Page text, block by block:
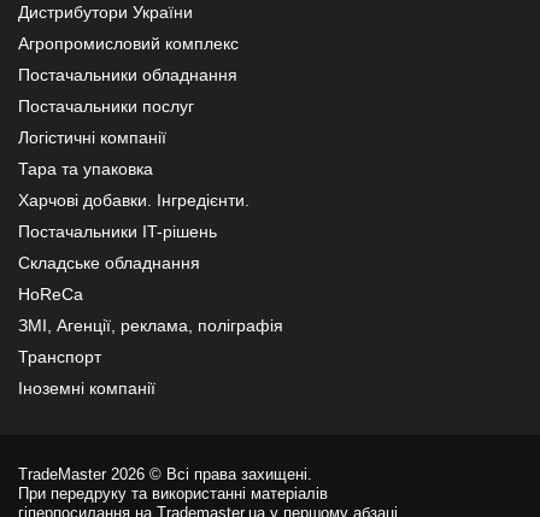
Дистрибутори України
Агропромисловий комплекс
Постачальники обладнання
Постачальники послуг
Логістичні компанії
Тара та упаковка
Харчові добавки. Інгредієнти.
Постачальники IT-рішень
Складське обладнання
HoReCa
ЗМІ, Агенції, реклама, поліграфія
Транспорт
Іноземні компанії
TradeMaster 2026 © Всі права захищені.
При передруку та використанні матеріалів
гіперпосилання на Trademaster.ua у першому абзаці